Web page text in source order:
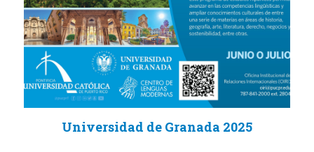
Universidad de Granada 2025